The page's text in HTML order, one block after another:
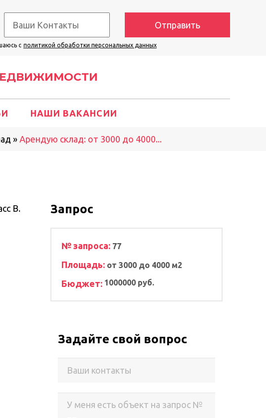
Отправить
с политикой обработки персональных данных
НАШИ ВАКАНСИИ
» Арендую склад: от 3000 до 4000...
В.
Запрос
№ запроса: 77
Площадь: от 3000 до 4000 м2
Бюджет: 1000000 руб.
Задайте свой вопрос